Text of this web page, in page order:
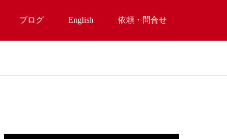
ブログ English 依頼・問合せ